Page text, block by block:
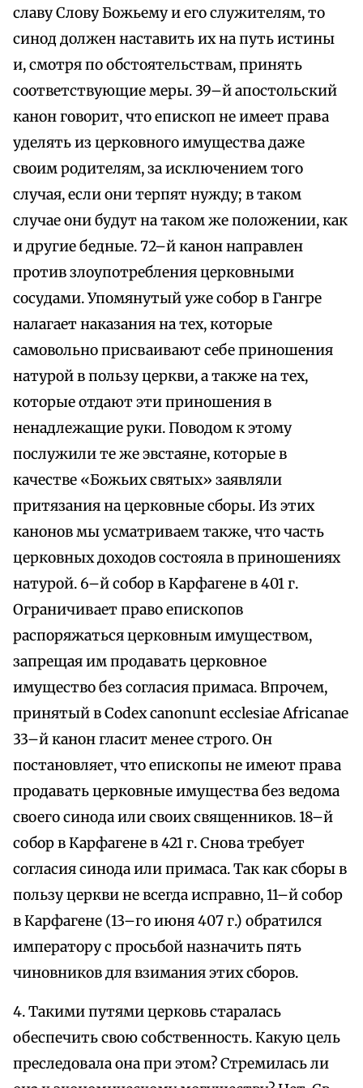
славу Слову Божьему и его служителям, то
синод должен наставить их на путь истины
и, смотря по обстоятельствам, принять
соответствующие меры. 39–й апостольский
канон говорит, что епископ не имеет права
уделять из церковного имущества даже
своим родителям, за исключением того
случая, если они терпят нужду; в таком
случае они будут на таком же положении, как
и другие бедные. 72–й канон направлен
против злоупотребления церковными
сосудами. Упомянутый уже собор в Гангре
налагает наказания на тех, которые
самовольно присваивают себе приношения
натурой в пользу церкви, а также на тех,
которые отдают эти приношения в
ненадлежащие руки. Поводом к этому
послужили те же эвстаяне, которые в
качестве «Божьих святых» заявляли
притязания на церковные сборы. Из этих
канонов мы усматриваем также, что часть
церковных доходов состояла в приношениях
натурой. 6–й собор в Карфагене в 401 г.
Ограничивает право епископов
распоряжаться церковным имуществом,
запрещая им продавать церковное
имущество без согласия примаса. Впрочем,
принятый в Codex canonunt ecclesiae Africanae
33–й канон гласит менее строго. Он
постановляет, что епископы не имеют права
продавать церковные имущества без ведома
своего синода или своих священников. 18–й
собор в Карфагене в 421 г. Снова требует
согласия синода или примаса. Так как сборы в
пользу церкви не всегда исправно, 11–й собор
в Карфагене (13–го июня 407 г.) обратился
императору с просьбой назначить пять
чиновников для взимания этих сборов.
4. Такими путями церковь старалась
обеспечить свою собственность. Какую цель
преследовала она при этом? Стремилась ли